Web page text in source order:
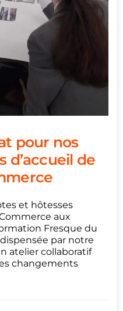
pour nos
d’accueil de
et hôtesses
aux
Fresque du
par notre
atelier collaboratif
changements